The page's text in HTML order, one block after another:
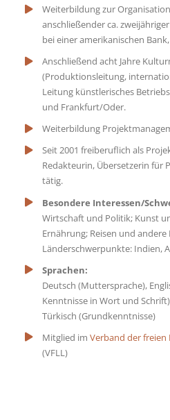
Weiterbildung zur
anschließender ca.
bei einer amerikanischen
Anschließend acht Jahre
(Produktionsleitung,
Leitung künstlerisches
und Frankfurt/Oder.
Weiterbildung
Seit 2001 freiberuflich als
Redakteurin, Übersetzerin für
tätig.
Besondere Interessen/
Wirtschaft und Politik; Kunst
Ernährung; Reisen und andere
Länderschwerpunkte: Indien,
Sprachen:
Deutsch (Muttersprache),
Kenntnisse in Wort und
Türkisch (Grundkenntnisse)
Mitglied imVerband der
(VFLL)